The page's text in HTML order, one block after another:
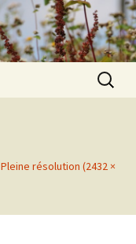
Pleine résolution (2432 ×